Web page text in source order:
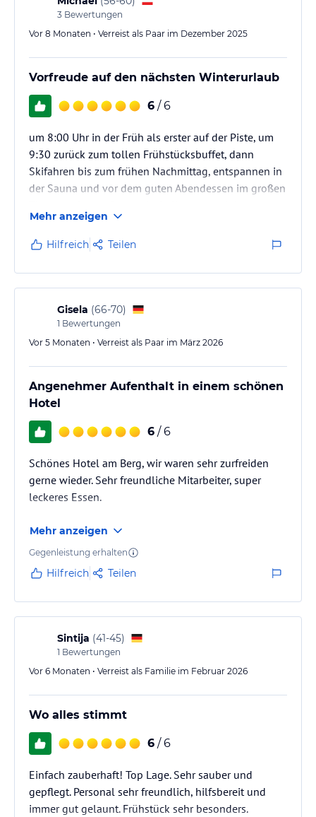
3 Bewertungen
Vor 8 Monaten • Verreist als Paar im Dezember 2025
Vorfreude auf den nächsten Winterurlaub
6 / 6
um 8:00 Uhr in der Früh als erster auf der Piste, um
9:30 zurück zum tollen Frühstücksbuffet, dann
Skifahren bis zum frühen Nachmittag, entspannen in
der Sauna und vor dem guten Abendessen im großen
vierten Mal zum Skifahren auf der Platzlalm.
Mehr anzeigen
Hilfreich Teilen
Gisela (66-70)
1 Bewertungen
Vor 5 Monaten • Verreist als Paar im März 2026
Angenehmer Aufenthalt in einem schönen
Hotel
6 / 6
Schönes Hotel am Berg, wir waren sehr zurfreiden
gerne wieder. Sehr freundliche Mitarbeiter, super
leckeres Essen.
Mehr anzeigen
Gegenleistung erhalten
Hilfreich Teilen
Sintija (41-45)
1 Bewertungen
Vor 6 Monaten • Verreist als Familie im Februar 2026
Wo alles stimmt
6 / 6
Einfach zauberhaft! Top Lage. Sehr sauber und
gepflegt. Personal sehr freundlich, hilfsbereit und
immer gut gelaunt. Frühstück sehr besonders.